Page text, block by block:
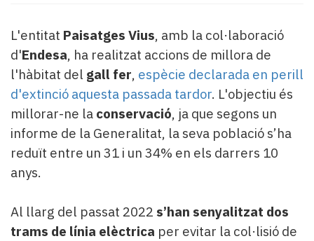
Lo
més
llegit...
Editorial
L'entitat Paisatges Vius, amb la col·laboració
d'Endesa, ha realitzat accions de millora de
l'hàbitat del gall fer, espècie declarada en perill
d'extinció aquesta passada tardor. L'objectiu és
millorar-ne la conservació, ja que segons un
informe de la Generalitat, la seva població s’ha
reduït entre un 31 i un 34% en els darrers 10
anys.
Al llarg del passat 2022 s’han senyalitzat dos
trams de línia elèctrica per evitar la col·lisió de